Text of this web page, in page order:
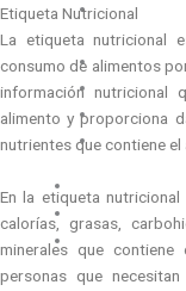
Servicios
Contacto
Etiqueta Nutricional
La etiqueta nutricional
consumo de alimentos
información nutricional
alimento y proporciona
nutrientes que contiene el
En la etiqueta
calorías, grasas,
minerales que
personas que